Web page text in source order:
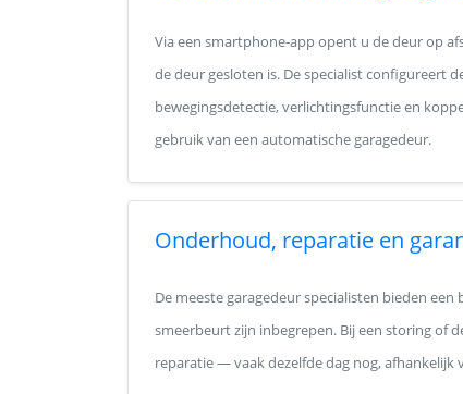
Via een smartphone-app opent u de deur op
de deur gesloten is. De specialist configureert
bewegingsdetectie, verlichtingsfunctie en
gebruik van een automatische garagedeur.
Onderhoud, reparatie en
De meeste garagedeur specialisten bieden
smeerbeurt zijn inbegrepen. Bij een storing of
reparatie — vaak dezelfde dag nog, afhankelijk